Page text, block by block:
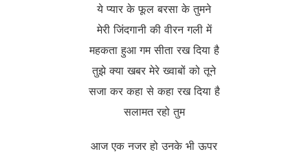
ये प्यार के फूल बरसा के तुमने
मेरी जिंदगानी की वीरन गली में
महकता हुआ गम सीता रख दिया है
तुझे क्या खबर मेरे ख्वाबों को तूने
सजा कर कहा से कहा रख दिया है
सलामत रहो तुम
आज एक नजर हो उनके भी ऊपर